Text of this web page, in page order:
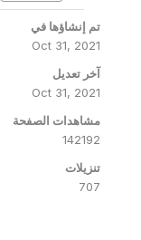
تم إنشاؤها في
Oct 31, 2021
آخر تعديل
Oct 31, 2021
مشاهدات الصفحة
142192
تنزيلات
707